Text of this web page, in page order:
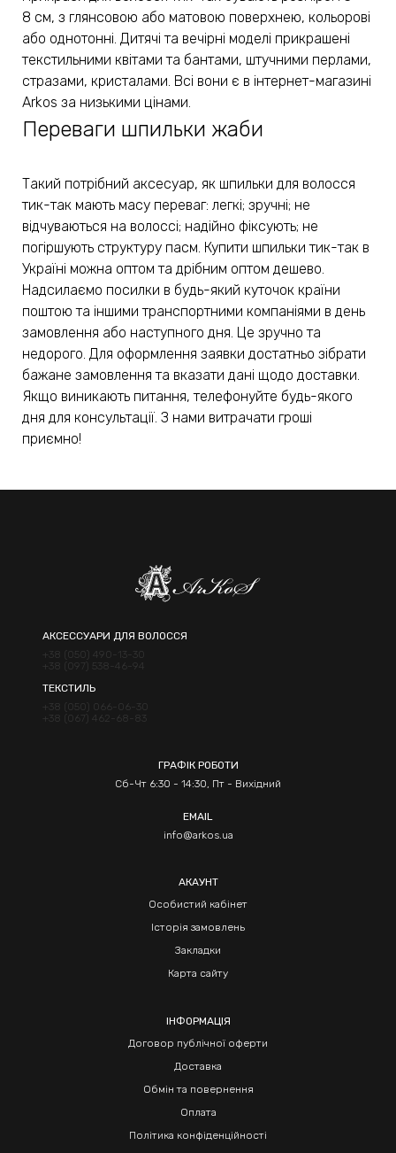
8 см, з глянсовою або матовою поверхнею, кольорові
або однотонні. Дитячі та вечірні моделі прикрашені
текстильними квітами та бантами, штучними перлами,
стразами, кристалами. Всі вони є в інтернет-магазині
Arkos за низькими цінами.
Переваги шпильки жаби
Такий потрібний аксесуар, як шпильки для волосся
тик-так мають масу переваг: легкі; зручні; не
відчуваються на волоссі; надійно фіксують; не
погіршують структуру пасм. Купити шпильки тик-так в
Україні можна оптом та дрібним оптом дешево.
Надсилаємо посилки в будь-який куточок країни
поштою та іншими транспортними компаніями в день
замовлення або наступного дня. Це зручно та
недорого. Для оформлення заявки достатньо зібрати
бажане замовлення та вказати дані щодо доставки.
Якщо виникають питання, телефонуйте будь-якого
дня для консультації. З нами витрачати гроші
приємно!
АКСЕССУАРИ ДЛЯ ВОЛОССЯ
+38 (050) 490-13-30
+38 (097) 538-46-94
ТЕКСТИЛЬ
+38 (050) 066-06-30
+38 (067) 462-68-83
ГРАФІК РОБОТИ
Сб-Чт 6:30 - 14:30, Пт - Вихідний
EMAIL
info@arkos.ua
АКАУНТ
Особистий кабінет
Історія замовлень
Закладки
Карта сайту
ІНФОРМАЦІЯ
Договор публічної оферти
Доставка
Обмін та повернення
Оплата
Політика конфіденційності